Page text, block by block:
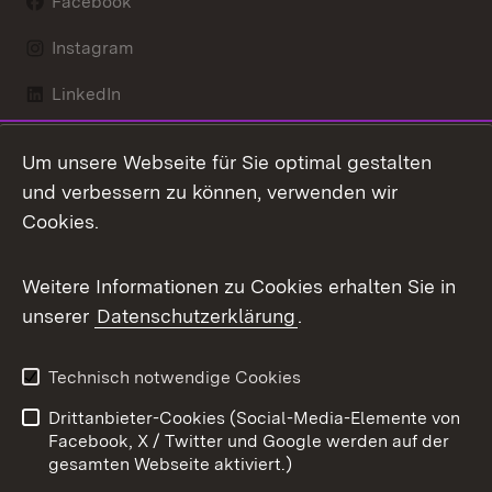
Instagram
LinkedIn
X / Twitter
Youtube
Kontakt
Datenschutz
Barrierefreiheit
Impressum
Cookies
Um unsere Webseite für Sie optimal gestalten
und verbessern zu können, verwenden wir
Cookies.
Weitere Informationen zu Cookies erhalten Sie in
unserer Datenschutzerklärung.
Technisch notwendige Cookies
Drittanbieter-Cookies (Social-Media-Elemente von
Facebook, X / Twitter und Google werden auf der
gesamten Webseite aktiviert.)